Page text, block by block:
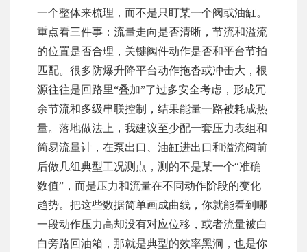
一个整体来梳理，而不是只盯某一个阀或油缸。
重点看三件事：流量走向是否清晰，节流和溢流
的位置是否合理，关键阀件动作是否和平台节拍
匹配。很多防爆升降平台动作拖沓或冲击大，根
源往往是回路里“叠加”了过多安全考虑，形成冗
余节流和多级串联控制，结果能量一路被耗成热
量。落地做法上，我建议至少配一套压力表组和
简易流量计，在泵出口、油缸进出口和溢流阀前
后做几组典型工况测点，测的不是某一个“准确
数值”，而是压力和流量在不同动作阶段的变化
趋势。把这些数据简单画成曲线，你就能看到哪
一段动作压力高却没有对应位移，或者流量被白
白旁路回油箱，那就是典型的效率黑洞，也是你